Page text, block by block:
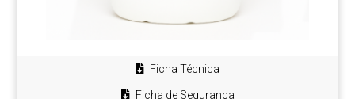
Ficha Técnica
Ficha de Segurança